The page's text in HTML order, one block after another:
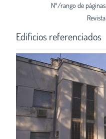
Nº/rango de páginas
Revista
Edificios referenciados